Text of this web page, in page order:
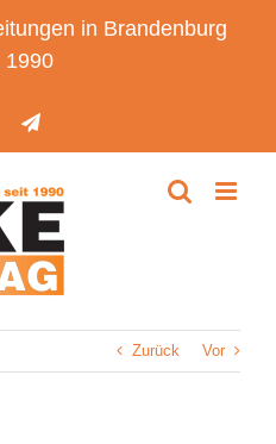
in Brandenburg
1990
Telegram
Zurück Vor